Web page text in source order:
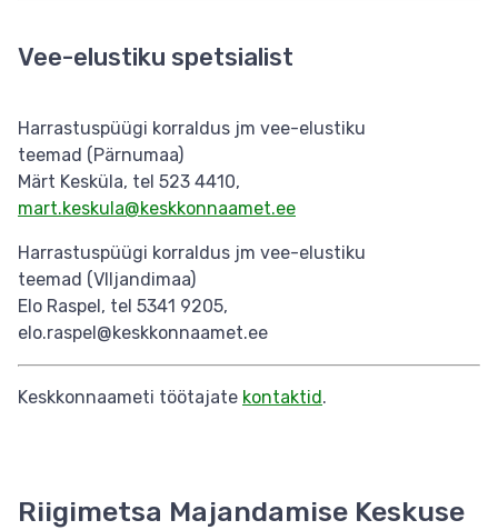
Vee-elustiku spetsialist
Harrastuspüügi korraldus jm vee-elustiku
teemad (Pärnumaa)
Märt Kesküla, tel 523 4410,
mart.keskula@keskkonnaamet.ee
Harrastuspüügi korraldus jm vee-elustiku
teemad (VIljandimaa)
Elo Raspel, tel 5341 9205,
elo.raspel@keskkonnaamet.ee
Keskkonnaameti töötajate kontaktid.
Riigimetsa Majandamise Keskuse